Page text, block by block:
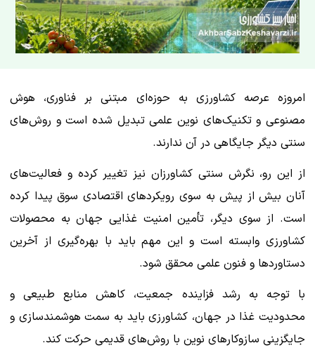
امروزه عرصه کشاورزی به حوزه‌ای مبتنی بر فناوری، هوش
مصنوعی و تکنیک‌های نوین علمی تبدیل شده است و روش‌های
سنتی دیگر جایگاهی در آن ندارند.
از این رو، نگرش سنتی کشاورزان نیز تغییر کرده و فعالیت‌های
آنان بیش از پیش به سوی رویکردهای اقتصادی سوق پیدا کرده
است. از سوی دیگر، تأمین امنیت غذایی جهان به محصولات
کشاورزی وابسته است و این مهم باید با بهره‌گیری از آخرین
دستاوردها و فنون علمی محقق شود.
با توجه به رشد فزاینده جمعیت، کاهش منابع طبیعی و
محدودیت غذا در جهان، کشاورزی باید به سمت هوشمندسازی و
جایگزینی سازوکارهای نوین با روش‌های قدیمی حرکت کند.